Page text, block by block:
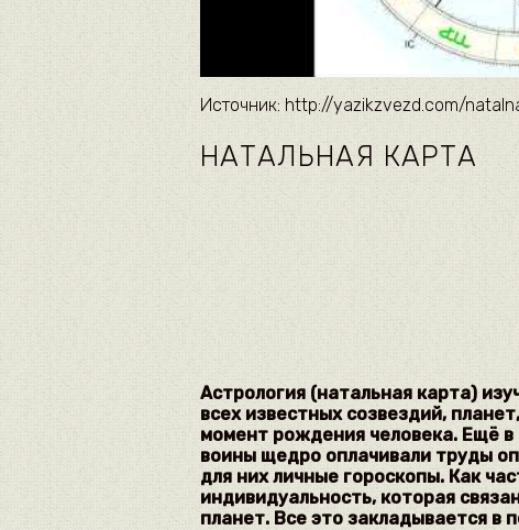
Источник: http://yazikzvezd.com/
НАТАЛЬНАЯ КАРТА
Астрология (натальная карта)
всех известных созвездий,
момент рождения человека. Ещё
воины щедро оплачивали труды
для них личные гороскопы. Как
индивидуальность, которая
планет. Все это закладывается в